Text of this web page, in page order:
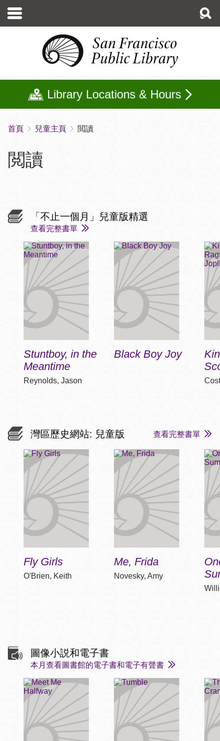
至
Library Locations & Hours
導
航
連
首頁 兒童主頁 閲讀
閲讀
「不止一個月」兒童版精選
查看完整書單
Stuntboy, in the
Meantime
Reynolds, Jason
Black Boy Joy
灣區歷史網站: 兒童版 查看完整書單
Fly Girls
O'Brien, Keith
Me, Frida
Novesky, Amy
圖像小説和電子書
本月查看圖書館的電子書和電子有聲書